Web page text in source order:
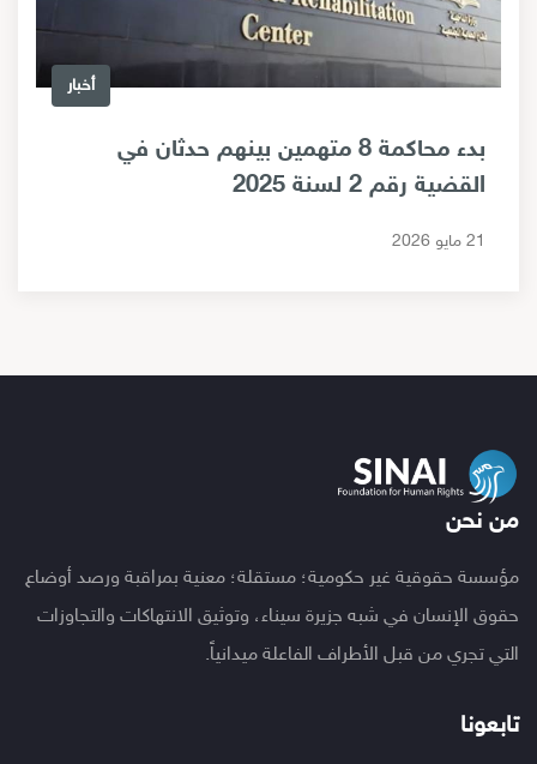
أخبار
بدء محاكمة 8 متهمين بينهم حدثان في
القضية رقم 2 لسنة 2025
21 مايو 2026
من نحن
مؤسسة حقوقية غير حكومية؛ مستقلة؛ معنية بمراقبة ورصد أوضاع
حقوق الإنسان في شبه جزيرة سيناء، وتوثيق الانتهاكات والتجاوزات
التي تجري من قبل الأطراف الفاعلة ميدانياً.
تابعونا